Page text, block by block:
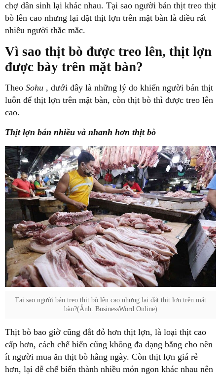
chợ dân sinh lại khác nhau. Tại sao người bán thịt treo thịt
bò lên cao nhưng lại đặt thịt lợn trên mặt bàn là điều rất
nhiều người thắc mắc.
Vì sao thịt bò được treo lên, thịt lợn
được bày trên mặt bàn?
Theo Sohu , dưới đây là những lý do khiến người bán thịt
luôn để thịt lợn trên mặt bàn, còn thịt bò thì được treo lên
cao.
Thịt lợn bán nhiều và nhanh hơn thịt bò
Tại sao người bán treo thịt bò lên cao nhưng lại đặt thịt lợn trên mặt
bàn?(Ảnh: BusinessWord Online)
Thịt bò bao giờ cũng đắt đỏ hơn thịt lợn, là loại thịt cao
cấp hơn, cách chế biến cũng không đa dạng bằng cho nên
ít người mua ăn thịt bò hằng ngày. Còn thịt lợn giá rẻ
hơn, lại dễ chế biến thành nhiều món ngon khác nhau nên